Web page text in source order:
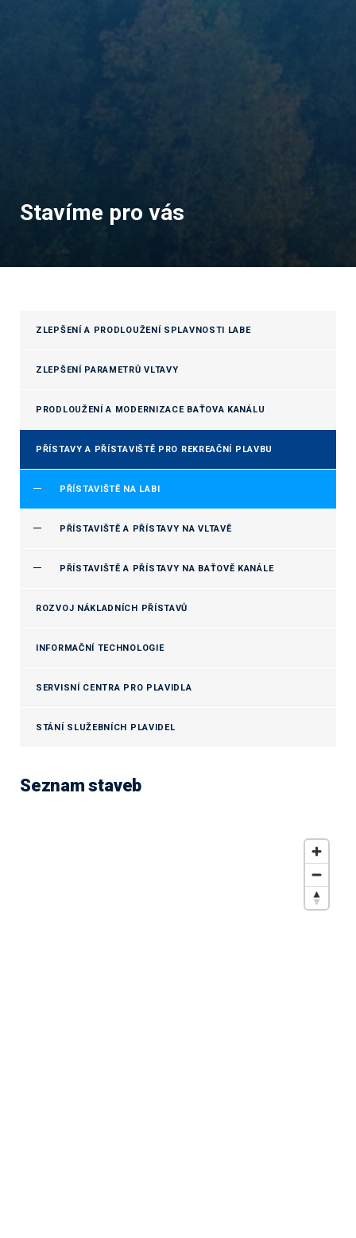
Stavíme pro vás
ZLEPŠENÍ A PRODLOUŽENÍ SPLAVNOSTI LABE
ZLEPŠENÍ PARAMETRŮ VLTAVY
PRODLOUŽENÍ A MODERNIZACE BAŤOVA KANÁLU
PŘÍSTAVY A PŘÍSTAVIŠTĚ PRO REKREAČNÍ PLAVBU
PŘÍSTAVIŠTĚ NA LABI
PŘÍSTAVIŠTĚ A PŘÍSTAVY NA VLTAVĚ
PŘÍSTAVIŠTĚ A PŘÍSTAVY NA BAŤOVĚ KANÁLE
ROZVOJ NÁKLADNÍCH PŘÍSTAVŮ
INFORMAČNÍ TECHNOLOGIE
SERVISNÍ CENTRA PRO PLAVIDLA
STÁNÍ SLUŽEBNÍCH PLAVIDEL
Seznam staveb